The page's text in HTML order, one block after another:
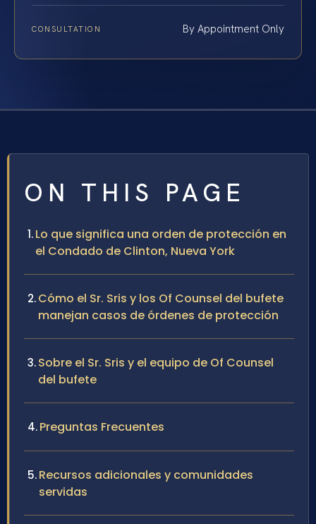
CONSULTATION By Appointment Only
ON THIS PAGE
Lo que significa una orden de protección en
el Condado de Clinton, Nueva York
Cómo el Sr. Sris y los Of Counsel del bufete
manejan casos de órdenes de protección
Sobre el Sr. Sris y el equipo de Of Counsel
del bufete
Preguntas Frecuentes
Recursos adicionales y comunidades
servidas